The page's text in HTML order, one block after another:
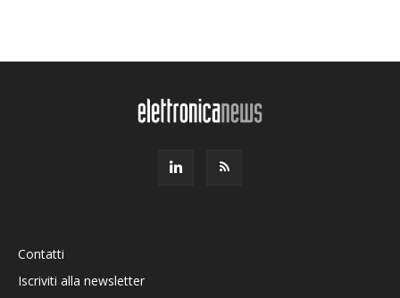
Contatti
Iscriviti alla newsletter